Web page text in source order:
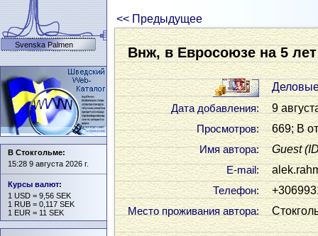
<< Предыдущее
Внж, в Евросоюзе на 5 лет
Дата добавления: 9
Просмотров: 669; В
Имя автора: Guest
Е-mail:
Телефон:
Место проживания автора:
Svenska Palmen
В Стокгольме:
15:28 9 августа 2026 г.
Курсы валют:
1 USD = 9,56 SEK
1 RUB = 0,117 SEK
1 EUR = 11 SEK